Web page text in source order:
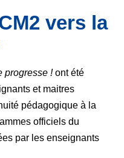
vers la
progresse !ont été
et maitres
pédagogique à la
officiels du
par les enseignants